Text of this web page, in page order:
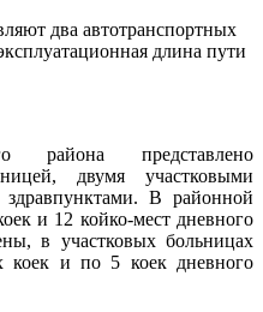
два автотранспортных
длина пути
района представлено
двумя участковыми
В районной
и 12 койко-мест дневного
в участковых больницах
коек и по 5 коек дневного